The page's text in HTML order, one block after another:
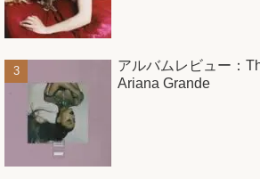
アルバムレビュー：
Ariana Grande